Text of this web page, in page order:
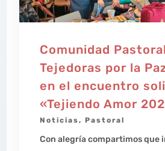
Comunidad Pastoral
Tejedoras por la
en el encuentro
«Tejiendo Amor
Noticias, Pastoral
Con alegría compartimos que